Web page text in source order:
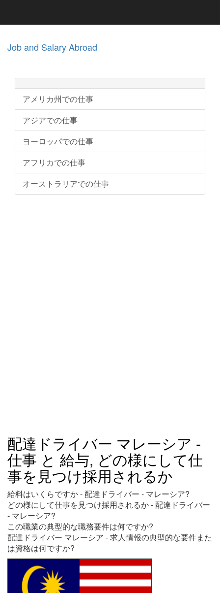
Job and Salary Abroad
アメリカ州での仕事
アジアでの仕事
ヨーロッパでの仕事
アフリカでの仕事
オーストラリアでの仕事
配達ドライバー マレーシア -
仕事 と 給与, どの様にして仕
事を見つけ採用されるか
給料はいくらですか - 配達ドライバー - マレーシア?
どの様にして仕事を見つけ採用されるか - 配達ドライバー
- マレーシア?
この職業の典型的な職務要件は何ですか?
配達ドライバー マレーシア - 求人情報の典型的な要件また
は資格は何ですか?